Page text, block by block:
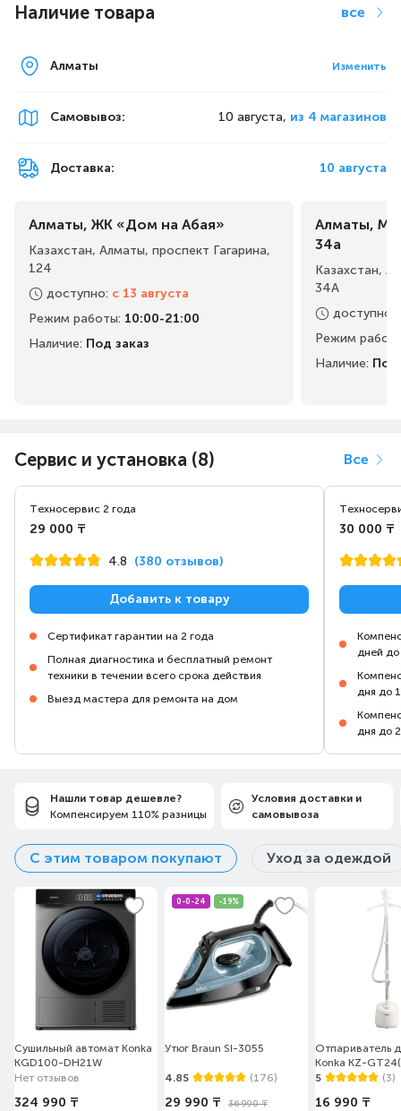
Наличие товара все
Алматы Изменить
Самовывоз: 10 августа, из 4 магазинов
Доставка: 10 августа
Алматы, ЖК «Дом на Абая»
Казахстан, Алматы, проспект Гагарина,
124
доступно: с 13 августа
Режим работы: 10:00-21:00
Наличие: Под заказ
Алматы,
34а
Казахстан,
34А
доступно
Режим
Наличие: Под
Сервис и установка (8) Все
Техносервис 2 года
29 000 ₸
4.8 (380 отзывов)
Добавить к товару
Сертификат гарантии на 2 года
Полная диагностика и бесплатный ремонт
техники в течении всего срока действия
Выезд мастера для ремонта на дом
30 000 ₸
дней до
дня до
дня до
Нашли товар дешевле?
Компенсируем 110% разницы
Условия доставки и
самовывоза
С этим товаром покупают Уход за одеждой
Сушильный автомат Konka
KGD100-DH21W
Нет отзывов
324 990 ₸
0-0-24 -19%
Утюг Braun SI-3055
4.85 (176)
29 990 ₸ 36 990 ₸
Отпариватель
Konka KZ-
5
(3)
16 990 ₸